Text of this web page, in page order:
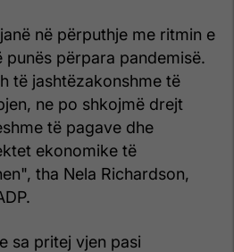
në përputhje me ritmin e
përpara pandemisë.
të jashtëzakonshme të
ne po shkojmë drejt
të pagave dhe
ekonomike të
tha Nela Richardson,
sa pritej vjen pasi